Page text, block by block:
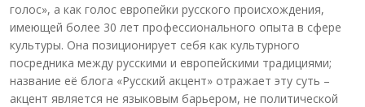
голос», а как голос европейки русского происхождения,
имеющей более 30 лет профессионального опыта в сфере
культуры. Она позиционирует себя как культурного
посредника между русскими и европейскими традициями;
название её блога «Русский акцент» отражает эту суть –
акцент является не языковым барьером, не политической